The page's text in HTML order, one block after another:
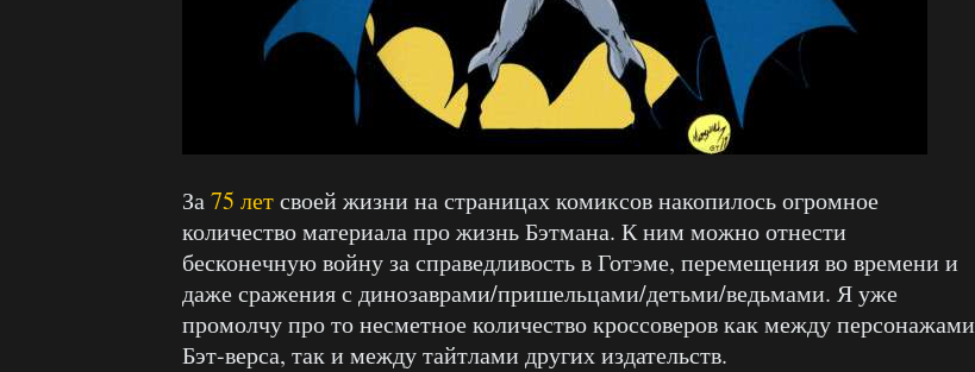
За75 летсвоей жизни на страницах комиксов накопилось огромное
количество материала про жизнь Бэтмана. К ним можно отнести
бесконечную войну за справедливость в Готэме, перемещения во времени и
даже сражения с динозаврами/пришельцами/детьми/ведьмами. Я уже
промолчу про то несметное количество кроссоверов как между персонажами
Бэт-верса, так и между тайтлами других издательств.